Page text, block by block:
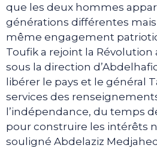
que les deux hommes
générations différentes
même engagement
Toufik a rejoint la Révolution
sous la direction
libérer le pays et le général
services des
l’indépendance, du temps
pour construire les intérêts
souligné Abdelaziz